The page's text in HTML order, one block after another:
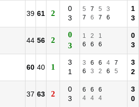
39 61 2
0
3
5 7 5
3
7
6 7 6
1
3
44 56 2
0
3
1 2
1
6
6 6
0
3
60 40 1
3
1
3 6 6 4
7
6
3 2 6 5
3
2
37 63 2
0
3
6 6
6
4
4 4
3
0